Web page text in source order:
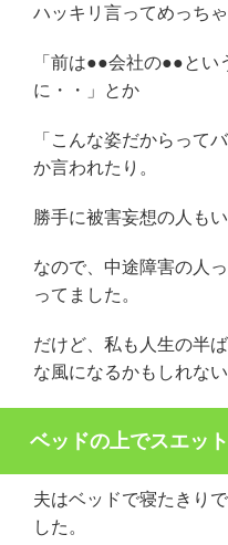
ハッキリ言ってめっち
「前は●●会社の●●と
に・・」とか
「こんな姿だからって
か言われたり。
勝手に被害妄想の人もい
なので、中途障害の人
ってました。
だけど、私も人生の半
な風になるかもしれな
ベッドの上でスエット
夫はベッドで寝たきり
した。